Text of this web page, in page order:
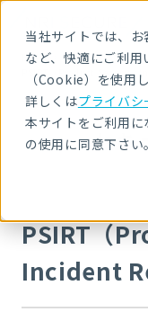
当社サイトでは、
など、快適にご利
（Cookie）を使用
詳しくはプライバシ
本サイトをご利用
の使用に同意下さい。
HOME
セキュリティ用語
PSIRT（Product Security
セキ
PSIRT（
Incident